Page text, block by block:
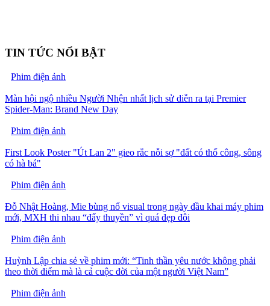
TIN TỨC NỔI BẬT
Phim điện ảnh
Màn hội ngộ nhiều Người Nhện nhất lịch sử diễn ra tại Premier
Spider-Man: Brand New Day
Phim điện ảnh
First Look Poster "Út Lan 2" gieo rắc nỗi sợ "đất có thổ công, sông
có hà bá"
Phim điện ảnh
Đỗ Nhật Hoàng, Mie bùng nổ visual trong ngày đầu khai máy phim
mới, MXH thi nhau “đẩy thuyền” vì quá đẹp đôi
Phim điện ảnh
Huỳnh Lập chia sẻ về phim mới: “Tinh thần yêu nước không phải
theo thời điểm mà là cả cuộc đời của một người Việt Nam”
Phim điện ảnh